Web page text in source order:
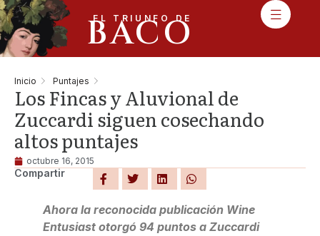
EL TRIUNFO DE
BACO
Inicio Puntajes
Los Fincas y Aluvional de
Zuccardi siguen cosechando
altos puntajes
octubre 16, 2015
Compartir
Ahora la reconocida publicación Wine
Entusiast otorgó 94 puntos a Zuccardi